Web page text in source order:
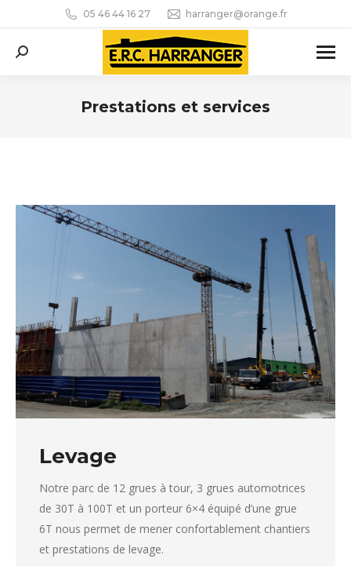
05 46 44 16 27 harranger@orange.fr
Recherche
Prestations et services
Levage
Notre parc de 12 grues à tour, 3 grues automotrices
de 30T à 100T et un porteur 6×4 équipé d’une grue
6T nous permet de mener confortablement chantiers
et prestations de levage.